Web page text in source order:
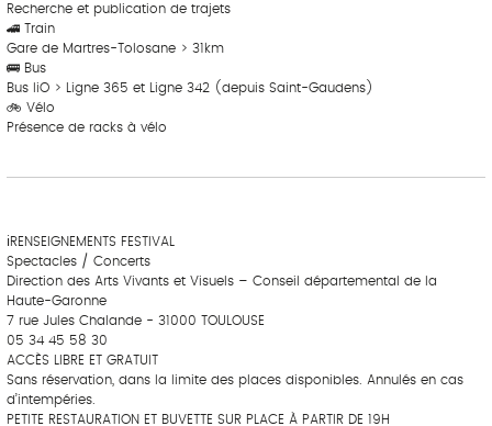
Recherche et publication de trajets
🚄 Train
Gare de Martres-Tolosane > 31km
🚌 Bus
Bus liO > Ligne 365 et Ligne 342 (depuis Saint-Gaudens)
🚲 Vélo
Présence de racks à vélo
ℹRENSEIGNEMENTS FESTIVAL
Spectacles / Concerts
Direction des Arts Vivants et Visuels – Conseil départemental de la
Haute-Garonne
7 rue Jules Chalande - 31000 TOULOUSE
05 34 45 58 30
ACCÈS LIBRE ET GRATUIT
Sans réservation, dans la limite des places disponibles. Annulés en cas
d’intempéries.
PETITE RESTAURATION ET BUVETTE SUR PLACE À PARTIR DE 19H